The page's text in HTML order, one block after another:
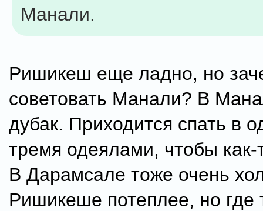
Манали.
Ришикеш еще ладно, но
советовать Манали? В
дубак. Приходится спать в
тремя одеялами, чтобы как-
В Дарамсале тоже очень
Ришикеше потеплее, но где